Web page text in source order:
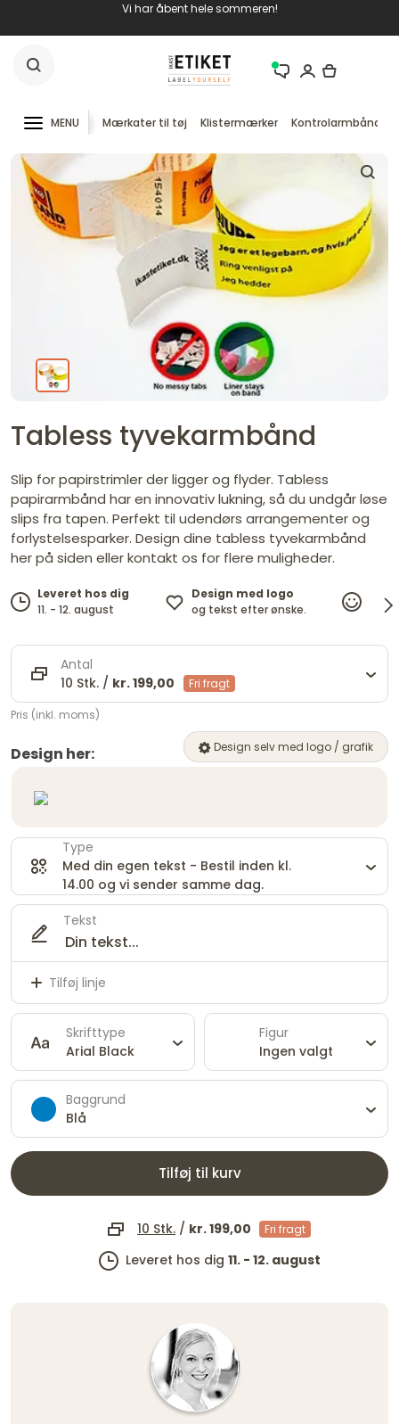
Vi har åbent hele sommeren!
MENU Mærkater til tøj Klistermærker Kontrolarmbånd
Tabless tyvekarmbånd
Slip for papirstrimler der ligger og flyder. Tabless
papirarmbånd har en innovativ lukning, så du undgår løse
slips fra tapen. Perfekt til udendørs arrangementer og
forlystelsesparker. Design dine tabless tyvekarmbånd
her på siden eller kontakt os for flere muligheder.
Leveret hos dig
11. - 12. august
Design med logo
og tekst efter ønske.
Antal
10 Stk. / kr. 199,00 Fri fragt
Pris (inkl. moms)
Design her: Design selv med logo / grafik
Type
Med din egen tekst - Bestil inden kl.
14.00 og vi sender samme dag.
Tekst
Tilføj linje
Skrifttype
Arial Black
Figur
Ingen valgt
Baggrund
Blå
Tilføj til kurv
10 Stk. / kr. 199,00 Fri fragt
Leveret hos dig 11. - 12. august